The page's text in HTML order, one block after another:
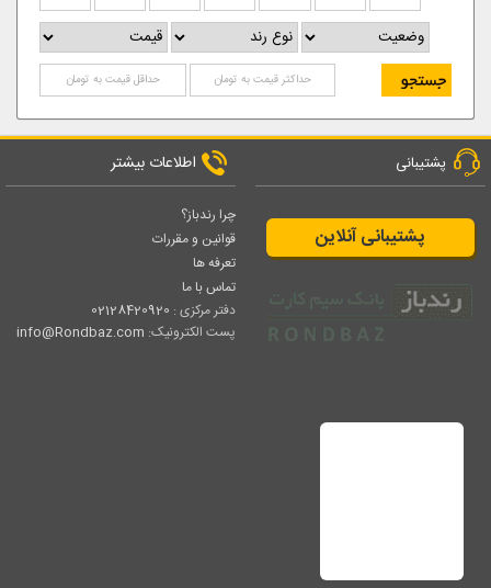
پشتیبانی
پشتیبانی آنلاین
اطلاعات بیشتر
چرا رندباز؟
قوانین و مقررات
تعرفه ها
تماس با ما
دفتر مرکزی : 02128420920
پست الکترونیک: info@Rondbaz.com